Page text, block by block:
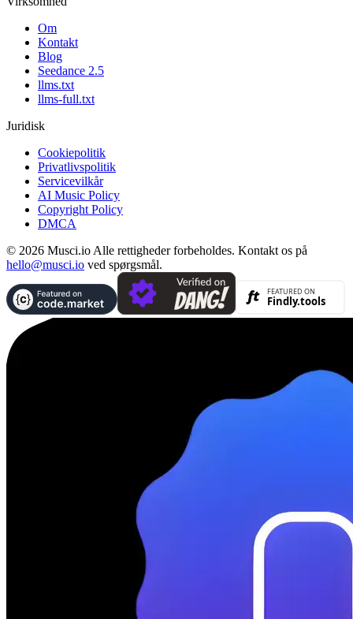
Om
Kontakt
Blog
Seedance 2.5
llms.txt
llms-full.txt
Juridisk
Cookiepolitik
Privatlivspolitik
Servicevilkår
AI Music Policy
Copyright Policy
DMCA
© 2026 Musci.io Alle rettigheder forbeholdes. Kontakt os på
hello@musci.io ved spørgsmål.